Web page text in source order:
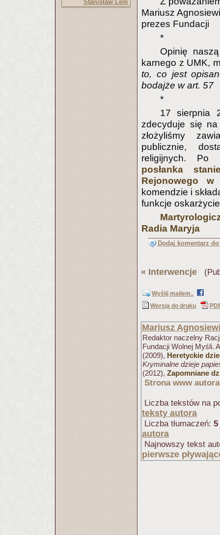
Stanisław Lem
Mariusz
prezes Fundacji
*
Opinię
karnego z UMK,
to, co jest
bodajże w art. 57
*
17 sierpnia
zdecyduje się
złożyliśmy
publicznie,
religijnych. Po
posłanka
Rejonowego w
komendzie i
funkcje
Radia Maryja
Dodaj komentarz
« Interwencje
Wyślij mailem..
Wersja do druku
Mariusz
Redaktor naczelny
Fundacji Wolnej Myśli.
(2009), Heretyckie
Kryminalne dzieje
(2012), Zapomniane
Strona www autora
Liczba tekstów na
teksty autora
Liczba tłumaczeń: 5
autora
Najnowszy tekst
pierwsze